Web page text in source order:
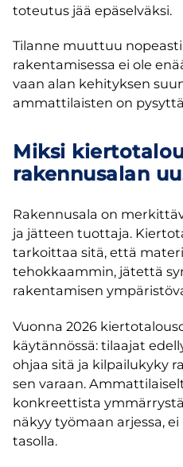
toteutus jää epäselväksi.
Tilanne muuttuu
rakentamisessa ei ole
vaan alan kehityksen
ammattilaisten on
Miksi
rakennusalan
Rakennusala on
ja jätteen tuottaja.
tarkoittaa sitä, että
tehokkaammin, jätettä
rakentamisen
Vuonna 2026
käytännössä: tilaajat
ohjaa sitä ja kilpailukyky
sen varaan.
konkreettista
näkyy työmaan arjessa,
tasolla.